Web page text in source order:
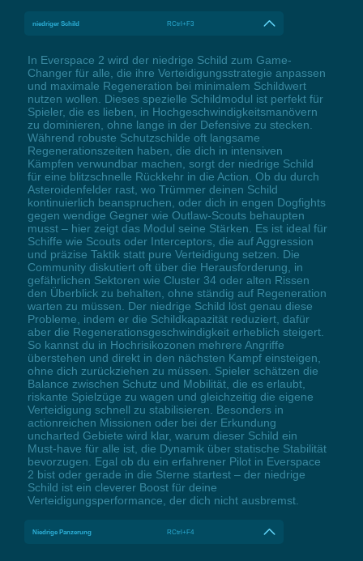
niedriger Schild RCtrl+F3
In Everspace 2 wird der niedrige Schild zum Game-
Changer für alle, die ihre Verteidigungsstrategie anpassen
und maximale Regeneration bei minimalem Schildwert
nutzen wollen. Dieses spezielle Schildmodul ist perfekt für
Spieler, die es lieben, in Hochgeschwindigkeitsmanövern
zu dominieren, ohne lange in der Defensive zu stecken.
Während robuste Schutzschilde oft langsame
Regenerationszeiten haben, die dich in intensiven
Kämpfen verwundbar machen, sorgt der niedrige Schild
für eine blitzschnelle Rückkehr in die Action. Ob du durch
Asteroidenfelder rast, wo Trümmer deinen Schild
kontinuierlich beanspruchen, oder dich in engen Dogfights
gegen wendige Gegner wie Outlaw-Scouts behaupten
musst – hier zeigt das Modul seine Stärken. Es ist ideal für
Schiffe wie Scouts oder Interceptors, die auf Aggression
und präzise Taktik statt pure Verteidigung setzen. Die
Community diskutiert oft über die Herausforderung, in
gefährlichen Sektoren wie Cluster 34 oder alten Rissen
den Überblick zu behalten, ohne ständig auf Regeneration
warten zu müssen. Der niedrige Schild löst genau diese
Probleme, indem er die Schildkapazität reduziert, dafür
aber die Regenerationsgeschwindigkeit erheblich steigert.
So kannst du in Hochrisikozonen mehrere Angriffe
überstehen und direkt in den nächsten Kampf einsteigen,
ohne dich zurückziehen zu müssen. Spieler schätzen die
Balance zwischen Schutz und Mobilität, die es erlaubt,
riskante Spielzüge zu wagen und gleichzeitig die eigene
Verteidigung schnell zu stabilisieren. Besonders in
actionreichen Missionen oder bei der Erkundung
uncharted Gebiete wird klar, warum dieser Schild ein
Must-have für alle ist, die Dynamik über statische Stabilität
bevorzugen. Egal ob du ein erfahrener Pilot in Everspace
2 bist oder gerade in die Sterne startest – der niedrige
Schild ist ein cleverer Boost für deine
Verteidigungsperformance, der dich nicht ausbremst.
Niedrige Panzerung RCtrl+F4